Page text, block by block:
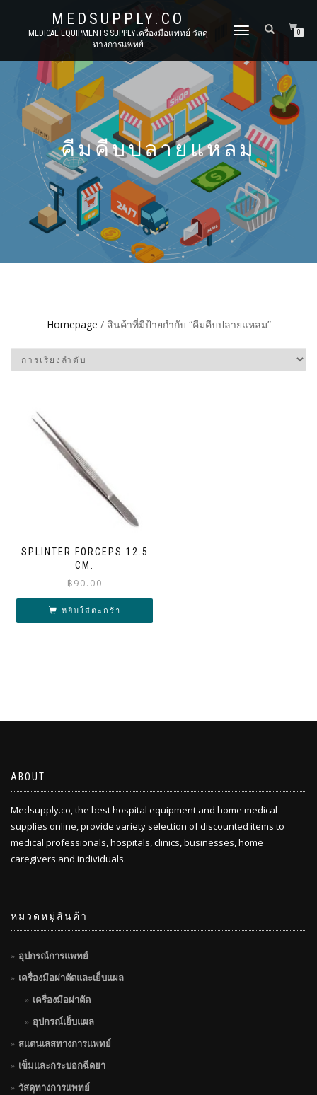
MEDSUPPLY.CO
MEDICAL EQUIPMENTS SUPPLYเครื่องมือแพทย์ วัสดุ
ทางการแพทย์
TOGGLE
0
คีมคีบปลายแหลม
Homepage / สินค้าที่มีป้ายกำกับ “คีมคีบปลายแหลม”
SPLINTER FORCEPS 12.5
CM.
฿90.00
หยิบใส่ตะกร้า
ABOUT
Medsupply.co, the best hospital equipment and home medical
supplies online, provide variety selection of discounted items to
medical professionals, hospitals, clinics, businesses, home
caregivers and individuals.
หมวดหมู่สินค้า
อุปกรณ์การแพทย์
เครื่องมือผ่าตัดและเย็บแผล
เครื่องมือผ่าตัด
อุปกรณ์เย็บแผล
สแตนเลสทางการแพทย์
เข็มและกระบอกฉีดยา
วัสดุทางการแพทย์